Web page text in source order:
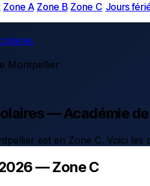
Zone A Zone B Zone C Jours
Montpellier
— Académie
est en Zone C. Voici
— Zone C